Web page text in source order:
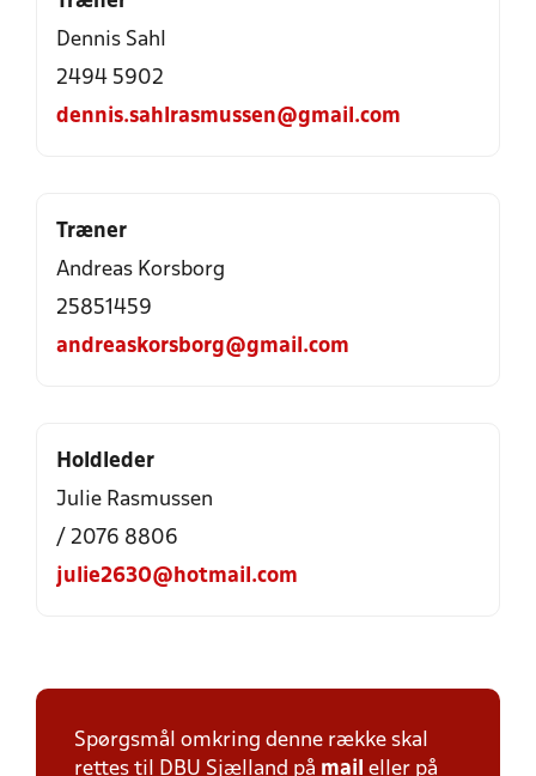
Dennis Sahl
2494 5902
dennis.sahlrasmussen@gmail.com
Træner
Andreas Korsborg
25851459
andreaskorsborg@gmail.com
Holdleder
Julie Rasmussen
/ 2076 8806
julie2630@hotmail.com
Spørgsmål omkring denne række skal
rettes til DBU Sjælland på mail eller på